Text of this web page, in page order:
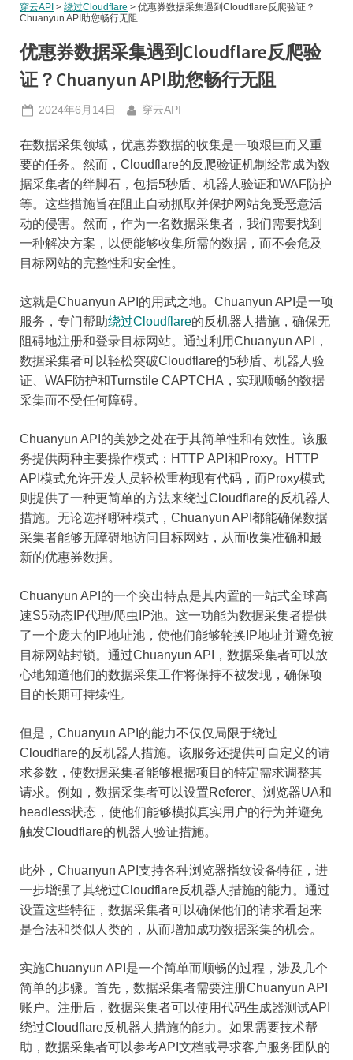
穿云API > 绕过Cloudflare > 优惠券数据采集遇到Cloudflare反爬验证？
Chuanyun API助您畅行无阻
优惠券数据采集遇到Cloudflare反爬验
证？Chuanyun API助您畅行无阻
Posted
2024年6月14日 By
穿云API
在数据采集领域，优惠券数据的收集是一项艰巨而又重
要的任务。然而，Cloudflare的反爬验证机制经常成为数
据采集者的绊脚石，包括5秒盾、机器人验证和WAF防护
等。这些措施旨在阻止自动抓取并保护网站免受恶意活
动的侵害。然而，作为一名数据采集者，我们需要找到
一种解决方案，以便能够收集所需的数据，而不会危及
目标网站的完整性和安全性。
这就是Chuanyun API的用武之地。Chuanyun API是一项
服务，专门帮助绕过Cloudflare的反机器人措施，确保无
阻碍地注册和登录目标网站。通过利用Chuanyun API，
数据采集者可以轻松突破Cloudflare的5秒盾、机器人验
证、WAF防护和Turnstile CAPTCHA，实现顺畅的数据
采集而不受任何障碍。
Chuanyun API的美妙之处在于其简单性和有效性。该服
务提供两种主要操作模式：HTTP API和Proxy。HTTP
API模式允许开发人员轻松重构现有代码，而Proxy模式
则提供了一种更简单的方法来绕过Cloudflare的反机器人
措施。无论选择哪种模式，Chuanyun API都能确保数据
采集者能够无障碍地访问目标网站，从而收集准确和最
新的优惠券数据。
Chuanyun API的一个突出特点是其内置的一站式全球高
速S5动态IP代理/爬虫IP池。这一功能为数据采集者提供
了一个庞大的IP地址池，使他们能够轮换IP地址并避免被
目标网站封锁。通过Chuanyun API，数据采集者可以放
心地知道他们的数据采集工作将保持不被发现，确保项
目的长期可持续性。
但是，Chuanyun API的能力不仅仅局限于绕过
Cloudflare的反机器人措施。该服务还提供可自定义的请
求参数，使数据采集者能够根据项目的特定需求调整其
请求。例如，数据采集者可以设置Referer、浏览器UA和
headless状态，使他们能够模拟真实用户的行为并避免
触发Cloudflare的机器人验证措施。
此外，Chuanyun API支持各种浏览器指纹设备特征，进
一步增强了其绕过Cloudflare反机器人措施的能力。通过
设置这些特征，数据采集者可以确保他们的请求看起来
是合法和类似人类的，从而增加成功数据采集的机会。
实施Chuanyun API是一个简单而顺畅的过程，涉及几个
简单的步骤。首先，数据采集者需要注册Chuanyun API
账户。注册后，数据采集者可以使用代码生成器测试API
绕过Cloudflare反机器人措施的能力。如果需要技术帮
助，数据采集者可以参考API文档或寻求客户服务团队的